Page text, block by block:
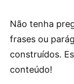
Não tenha
frases ou
construídos.
conteúdo!